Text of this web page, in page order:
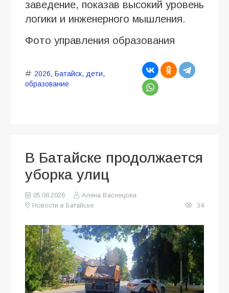
заведение, показав высокий уровень
логики и инженерного мышления.
Фото управления образования
2026, Батайск, дети,
образование
В Батайске продолжается
уборка улиц
05.08.2026
Алена Васнецова
Новости в Батайске
34